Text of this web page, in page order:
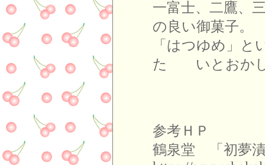
一富士、二鷹
の良い御菓子。
「はつゆめ」
た いとおか
参考ＨＰ
鶴泉堂 「初夢